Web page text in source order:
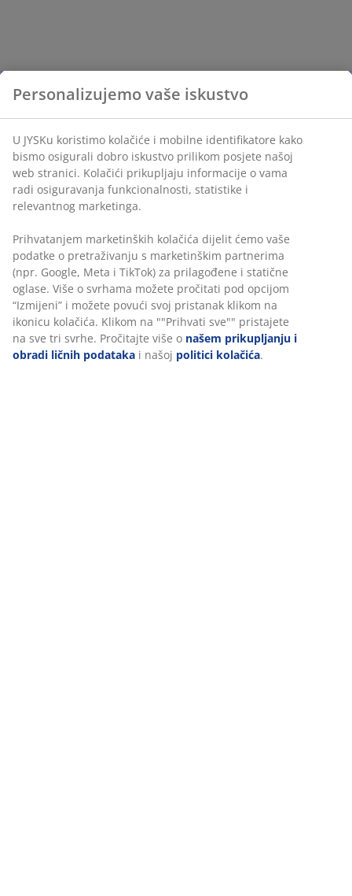
Personalizujemo vaše iskustvo
U JYSKu koristimo kolačiće i mobilne identifikatore kako
bismo osigurali dobro iskustvo prilikom posjete našoj
web stranici. Kolačići prikupljaju informacije o vama
radi osiguravanja funkcionalnosti, statistike i
relevantnog marketinga.
Prihvatanjem marketinških kolačića dijelit ćemo vaše
podatke o pretraživanju s marketinškim partnerima
(npr. Google, Meta i TikTok) za prilagođene i statične
oglase. Više o svrhama možete pročitati pod opcijom
“Izmijeni” i možete povući svoj pristanak klikom na
ikonicu kolačića. Klikom na ""Prihvati sve"" pristajete
na sve tri svrhe. Pročitajte više o našem prikupljanju i
obradi ličnih podataka i našoj politici kolačića.